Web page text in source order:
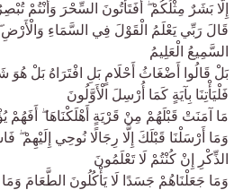
إِلَّا بَشَرٌ مِثْلُكُمْ ۖ أَفَتَأْتُونَ السِّحْرَ وَأَنْتُمْ
قَالَ رَبِّي يَعْلَمُ الْقَوْلَ فِي السَّمَاءِ
السَّمِيعُ الْعَلِيمُ
بَلْ قَالُوا أَضْغَاثُ أَحْلَامٍ بَلِ افْتَرَاهُ بَلْ هُوَ
فَلْيَأْتِنَا بِآيَةٍ كَمَا أُرْسِلَ الْأَوَّلُونَ
مَا آمَنَتْ قَبْلَهُمْ مِنْ قَرْيَةٍ أَهْلَكْنَاهَا ۖ أَفَهُمْ
وَمَا أَرْسَلْنَا قَبْلَكَ إِلَّا رِجَالًا نُوحِي إِلَيْهِمْ
الذِّكْرِ إِنْ كُنْتُمْ لَا تَعْلَمُونَ
وَمَا جَعَلْنَاهُمْ جَسَدًا لَا يَأْكُلُونَ الطَّعَامَ وَمَا